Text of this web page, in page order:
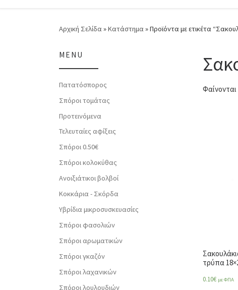
Αρχική Σελίδα »Κατάστημα »Προϊόντα με ετικέτα
τρύπα
0.10€ με ΦΠΑ
MENU
Πατατόσπορος
Σπόροι τομάτας
Προτεινόμενα
Τελευταίες αφίξεις
Σπόροι 0.50€
Σπόροι κολοκύθας
Ανοιξιάτικοι βολβοί
Κοκκάρια - Σκόρδα
Υβρίδια μικροσυσκευασίες
Σπόροι φασολιών
Σπόροι αρωματικών
Σπόροι γκαζόν
Σπόροι λαχανικών
Σπόροι λουλουδιών